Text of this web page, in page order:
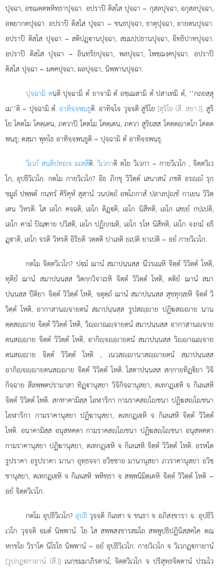
ปุจฺฉา, อชฺฌตฺตพหิทฺธาปุจฺฉา. อปราปิ ติสฺโส ปุจฺฉา – กุสลปุจฺฉา, อกุสลปุจฺฉา,
อพฺยากตปุจฺฉา. อปราปิ ติสฺโส ปุจฺฉา – ขนฺธปุจฺฉา, ธาตุปุจฺฉา, อายตนปุจฺฉา.
อปราปิ ติสฺโส ปุจฺฉา – สติปฏฺานปุจฺฉา, สมฺมปฺปธานปุจฺฉา, อิทฺธิปาทปุจฺฉา.
อปราปิ ติสฺโส ปุจฺฉา – อินฺทฺริยปุจฺฉา, พลปุจฺฉา, โพชฺฌงฺคปุจฺฉา. อปราปิ
ติสฺโส ปุจฺฉา – มคฺคปุจฺฉา, ผลปุจฺฉา, นิพฺพานปุจฺฉา.
ปุจฺฉามิ ตนฺติ ปุจฺฉามิ ตํ ยาจามิ ตํ อชฺเฌสามิ ตํ ปสาเทมิ ตํ, ‘‘กถยสฺสุ
เม’’ติ – ปุจฺฉามิ ตํ.อาทิจฺจพนฺธูติ. อาทิจฺโจ วุจฺจติ สูริโย [สุริโย (สี. สฺยา.)]. สูริ
โย โคตโม โคตฺเตน, ภควาปิ โคตโม โคตฺเตน, ภควา สูริยสฺส โคตฺตาตโก โคตฺต
พนฺธุ; ตสฺมา พุทฺโธ อาทิจฺจพนฺธูติ – ปุจฺฉามิ ตํ อาทิจฺจพนฺธุ.
วิเวกํ สนฺติปทฺจ มเหสีติ.วิเวกาติ ตโย วิเวกา – กายวิเวโก , จิตฺตวิเว
โก, อุปธิวิเวโก. กตโม กายวิเวโก? อิธ ภิกฺขุ วิวิตฺตํ เสนาสนํ ภชติ อรฺํ รุกฺ
ขมูลํ ปพฺพตํ กนฺทรํ คิริคุหํ สุสานํ วนปตฺถํ อพฺโภกาสํ ปลาลปุฺชํ กาเยน วิวิตฺ
เตน วิหรติ. โส เอโก คจฺฉติ, เอโก ติฏฺติ, เอโก นิสีทติ, เอโก เสยฺยํ กปฺเปติ,
เอโก คามํ ปิณฺฑาย ปวิสติ, เอโก ปฏิกฺกมติ, เอโก รโห นิสีทติ, เอโก จงฺกมํ อธิ
ฏฺาติ, เอโก จรติ วิหรติ อิริยติ วตฺตติ ปาเลติ ยเปติ ยาเปติ – อยํ กายวิเวโก.
กตโม จิตฺตวิเวโก? ปมํ ฌานํ สมาปนฺนสฺส นีวรเณหิ จิตฺตํ วิวิตฺตํ โหติ,
ทุติยํ ฌานํ สมาปนฺนสฺส วิตกฺกวิจาเรหิ จิตฺตํ วิวิตฺตํ โหติ, ตติยํ ฌานํ สมา
ปนฺนสฺส ปีติยา จิตฺตํ วิวิตฺตํ โหติ, จตุตฺถํ ฌานํ สมาปนฺนสฺส สุขทุกฺเขหิ จิตฺตํ วิ
วิตฺตํ โหติ, อากาสานฺจายตนํ สมาปนฺนสฺส รูปสฺาย ปฏิฆสฺาย นาน
ตฺตสฺาย จิตฺตํ วิวิตฺตํ โหติ, วิฺาณฺจายตนํ สมาปนฺนสฺส อากาสานฺจาย
ตนสฺาย จิตฺตํ วิวิตฺตํ โหติ, อากิฺจฺายตนํ สมาปนฺนสฺส วิฺาณฺจาย
ตนสฺาย จิตฺตํ วิวิตฺตํ โหติ , เนวสฺานาสฺายตนํ สมาปนฺนสฺส
อากิฺจฺายตนสฺาย จิตฺตํ วิวิตฺตํ โหติ. โสตาปนฺนสฺส สกฺกายทิฏฺิยา วิจิ
กิจฺฉาย สีลพฺพตปรามาสา ทิฏฺานุสยา วิจิกิจฺฉานุสยา, ตเทกฏฺเหิ จ กิเลเสหิ
จิตฺตํ วิวิตฺตํ โหติ. สกทาคามิสฺส โอฬาริกา กามราคสฺโชนา ปฏิฆสฺโชนา
โอฬาริกา กามราคานุสยา ปฏิฆานุสยา, ตเทกฏฺเหิ จ กิเลเสหิ จิตฺตํ วิวิตฺตํ
โหติ. อนาคามิสฺส อนุสหคตา กามราคสฺโชนา ปฏิฆสฺโชนา อนุสหคตา
กามราคานุสยา ปฏิฆานุสยา, ตเทกฏฺเหิ จ กิเลเสหิ จิตฺตํ วิวิตฺตํ โหติ. อรหโต
รูปราคา อรูปราคา มานา อุทฺธจฺจา อวิชฺชาย มานานุสยา ภวราคานุสยา อวิชฺ
ชานุสยา, ตเทกฏฺเหิ จ กิเลเสหิ พหิทฺธา จ สพฺพนิมิตฺเตหิ จิตฺตํ วิวิตฺตํ โหติ –
อยํ จิตฺตวิเวโก.
กตโม อุปธิวิเวโก? อุปธิวุจฺจติ กิเลสา จ ขนฺธา จ อภิสงฺขารา จ. อุปธิวิ
เวโก วุจฺจติ อมตํ นิพฺพานํ. โย โส สพฺพสงฺขารสมโถ สพฺพูปธิปฏินิสฺสคฺโค ตณฺ
หกฺขโย วิราโค นิโรโธ นิพฺพานํ – อยํ อุปธิวิเวโก. กายวิเวโก จ วิเวกฏฺกายานํ
[วูปกฏฺกายานํ (สี.)] เนกฺขมฺมาภิรตานํ, จิตฺตวิเวโก จ ปริสุทฺธจิตฺตานํ ปรมโว